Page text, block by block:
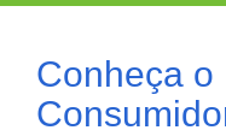
Conheça o